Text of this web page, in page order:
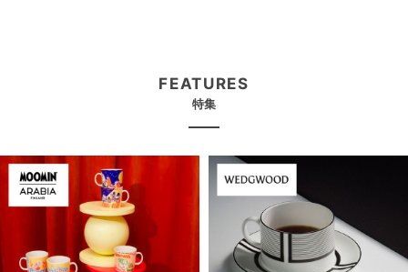
FEATURES
特集